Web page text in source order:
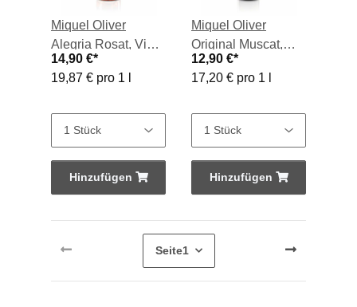
Miquel Oliver
Alegria Rosat, Vino
Rosado 2025, 0,75-
l-Flasche
14,90 €*
19,87 € pro 1 l
Hinzufügen
Miquel Oliver
Original Muscat,
Vino Blanco 2025,
0,75-l-Flasche
12,90 €*
17,20 € pro 1 l
Hinzufügen
Seite1